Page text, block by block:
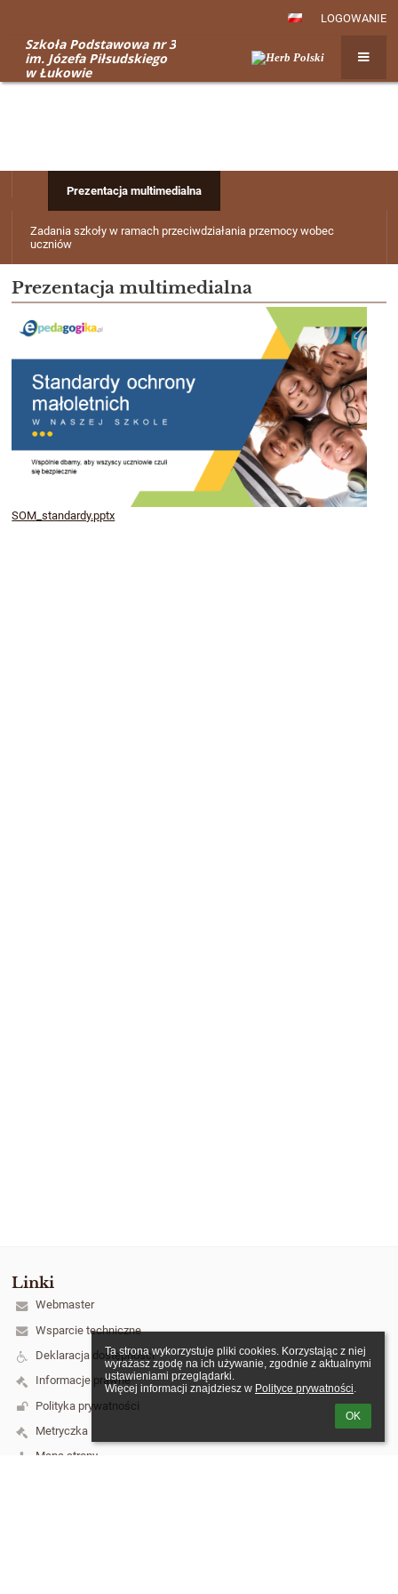
Ta strona wykorzystuje pliki cookies. Korzystając z niej
wyrażasz zgodę na ich używanie, zgodnie z aktualnymi
ustawieniami przeglądarki.
Więcej informacji znajdziesz w Polityce prywatności.
OK
LOGOWANIE
Szkoła Podstawowa nr 3
im. Józefa Piłsudskiego
w Łukowie
Podstawowa
nr
3
im.
Józefa
Piłsudskiego
w
Łukowie
Prezentacja multimedialna
Zadania szkoły w ramach przeciwdziałania przemocy wobec
uczniów
Prezentacja multimedialna
SOM_standardy.pptx
Linki
Webmaster
Wsparcie techniczne
Deklaracja dostępności
Informacje prawne
Polityka prywatności
Metryczka
Mapa strony